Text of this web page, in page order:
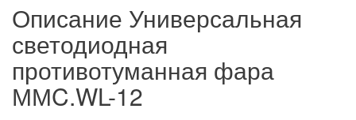
Описание Универсальная
светодиодная
противотуманная фара
ММC.WL-12